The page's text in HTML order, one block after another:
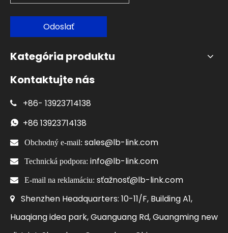
Odoslať
Kategória produktu
Kontaktujte nás
 +86- 13923714138
 +86 13923714138
 Obchodný e-mail: sales@lb-link.com
 Technická podpora: info@lb-link.com
 E-mail na reklamáciu: sťažnosť@lb-link.com
 Shenzhen Headquarters: 10-11/F, Building A1,
Huaqiang idea park, Guanguang Rd, Guangming new